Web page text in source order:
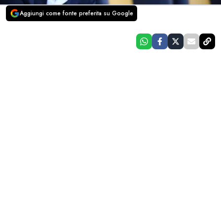
Aggiungi come fonte preferita su Google